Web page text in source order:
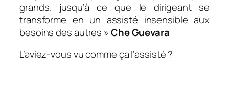
grands, jusqu’à ce que le dirigeant se
transforme en un assisté insensible aux
besoins des autres » Che Guevara
L’aviez-vous vu comme ça l’assisté ?